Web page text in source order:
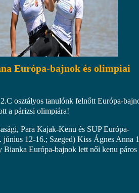
Európa-bajnok és olimpiai
osztályos tanulónk felnőtt Európa-
a párizsi olimpiára!
Para Kajak-Kenu és SUP Európa-
június 12-16.; Szeged) Kiss Ágnes Anna
Bianka Európa-bajnok lett női kenu páros